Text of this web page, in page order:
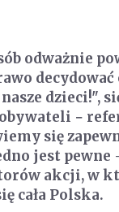
odważnie
dzieci!",
−
się
jest
akcji, w
cała Polska.